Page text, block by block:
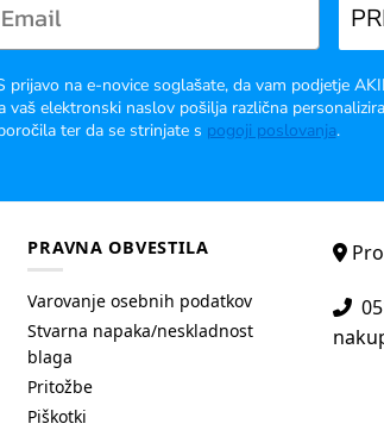
prijavo na e-novice soglašate, da vam podjetje
vaš elektronski naslov pošilja različna
ter da se strinjate s pogoji poslovanja.
PRAVNA OBVESTILA
Varovanje osebnih podatkov
Stvarna napaka/neskladnost
blaga
Pritožbe
Piškotki